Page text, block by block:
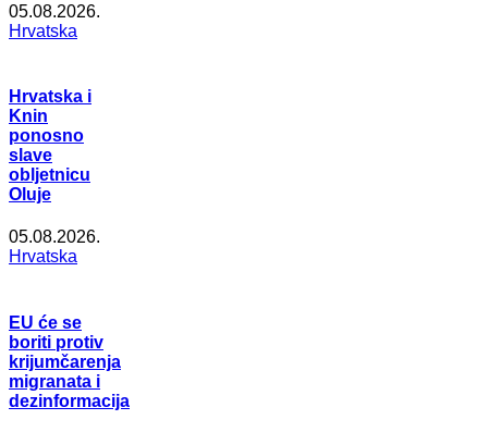
05.08.2026.
Hrvatska
Hrvatska i
Knin
ponosno
slave
obljetnicu
Oluje
05.08.2026.
Hrvatska
EU će se
boriti protiv
krijumčarenja
migranata i
dezinformacija